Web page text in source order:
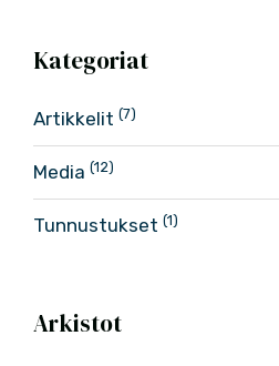
Kategoriat
Artikkelit (7)
Media (12)
Tunnustukset (1)
Arkistot